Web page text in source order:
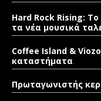
Hard Rock Rising:
τα νέα μουσικά
Coffee Island &
καταστήματα
Πρωταγωνιστής